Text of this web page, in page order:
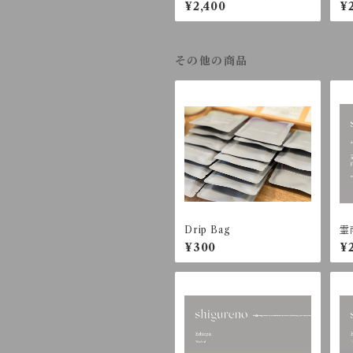
【200g】
¥2,400
al
その他の商品
Drip Bag
¥300
g】